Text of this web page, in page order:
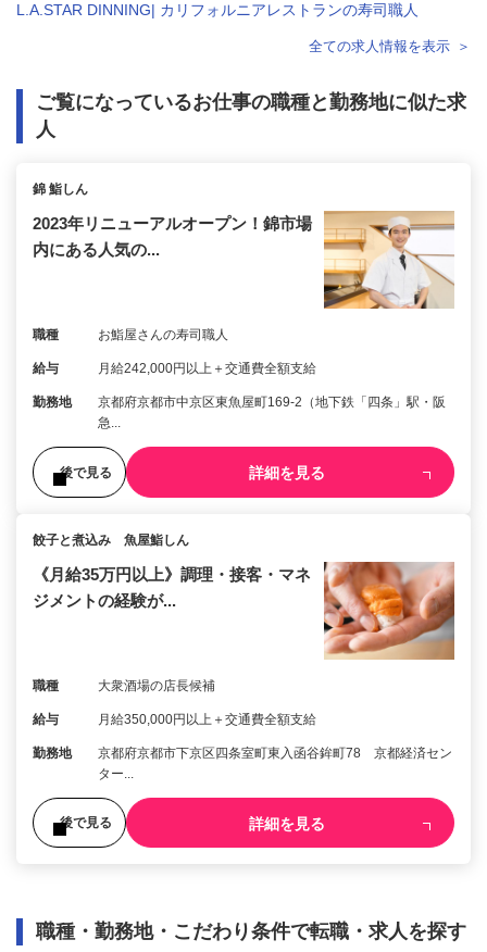
L.A.STAR DINNING| カリフォルニアレストランの寿司職人
全ての求人情報を表示
ご覧になっているお仕事の職種と勤務地に似た求
人
錦 鮨しん
2023年リニューアルオープン！錦市場
内にある人気の...
職種 お鮨屋さんの寿司職人
給与 月給242,000円以上＋交通費全額支給
勤務地
京都府京都市中京区東魚屋町169-2（地下鉄「四条」駅・阪
急...
後で見る 詳細を見る
餃子と煮込み 魚屋鮨しん
《月給35万円以上》調理・接客・マネ
ジメントの経験が...
職種 大衆酒場の店長候補
給与 月給350,000円以上＋交通費全額支給
勤務地
京都府京都市下京区四条室町東入函谷鉾町78 京都経済セン
ター...
後で見る 詳細を見る
職種・勤務地・こだわり条件で転職・求人を探す